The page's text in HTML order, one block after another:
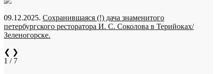
09.12.2025. Сохранившаяся (!) дача знаменитого
петербургского ресторатора И. С. Соколова в Терийоках/
Зеленогорске.
❮ ❯
1 / 7